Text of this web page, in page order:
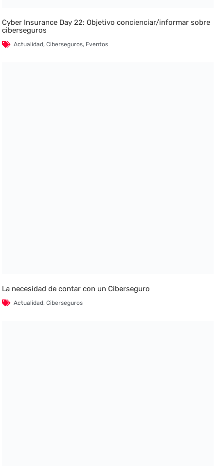
Cyber Insurance Day 22: Objetivo concienciar/informar sobre
ciberseguros
Actualidad,Ciberseguros, Eventos
La necesidad de contar con un Ciberseguro
Actualidad,Ciberseguros